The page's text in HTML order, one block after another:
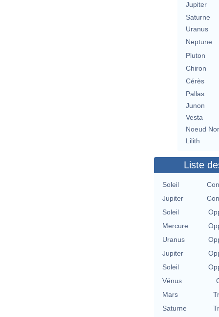
Jupiter
Saturne
Uranus
Neptune
Pluton
Chiron
Cérès
Pallas
Junon
Vesta
Noeud
Lilith
Liste
Soleil
Jupiter
Soleil
Mercure
Uranus
Jupiter
Soleil
Vénus
Mars
Saturne